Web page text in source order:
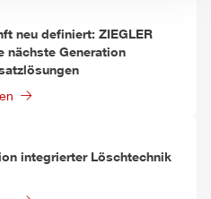
neu definiert: ZIEGLER
nächste Generation
integrierter Löschtechnik